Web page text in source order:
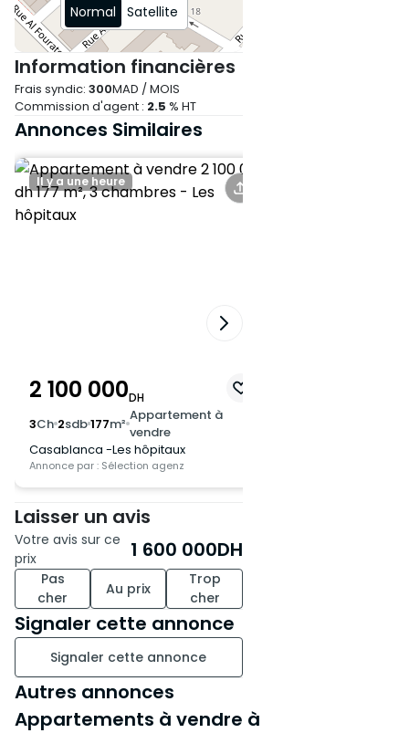
Normal Satellite
Information financières
Frais syndic: 300MAD / MOIS
Commission d'agent : 2.5 % HT
Annonces Similaires
Il y a une heure
2 100 000DH
3Ch2sdb177m²Appartement à
vendre
Casablanca -Les hôpitaux
Annonce par : Sélection agenz
Laisser un avis
Votre avis sur ce
prix
1 600 000DH
Pas
cher
Au prix
Trop
cher
Signaler cette annonce
Signaler cette annonce
Autres annonces
Appartements à vendre à